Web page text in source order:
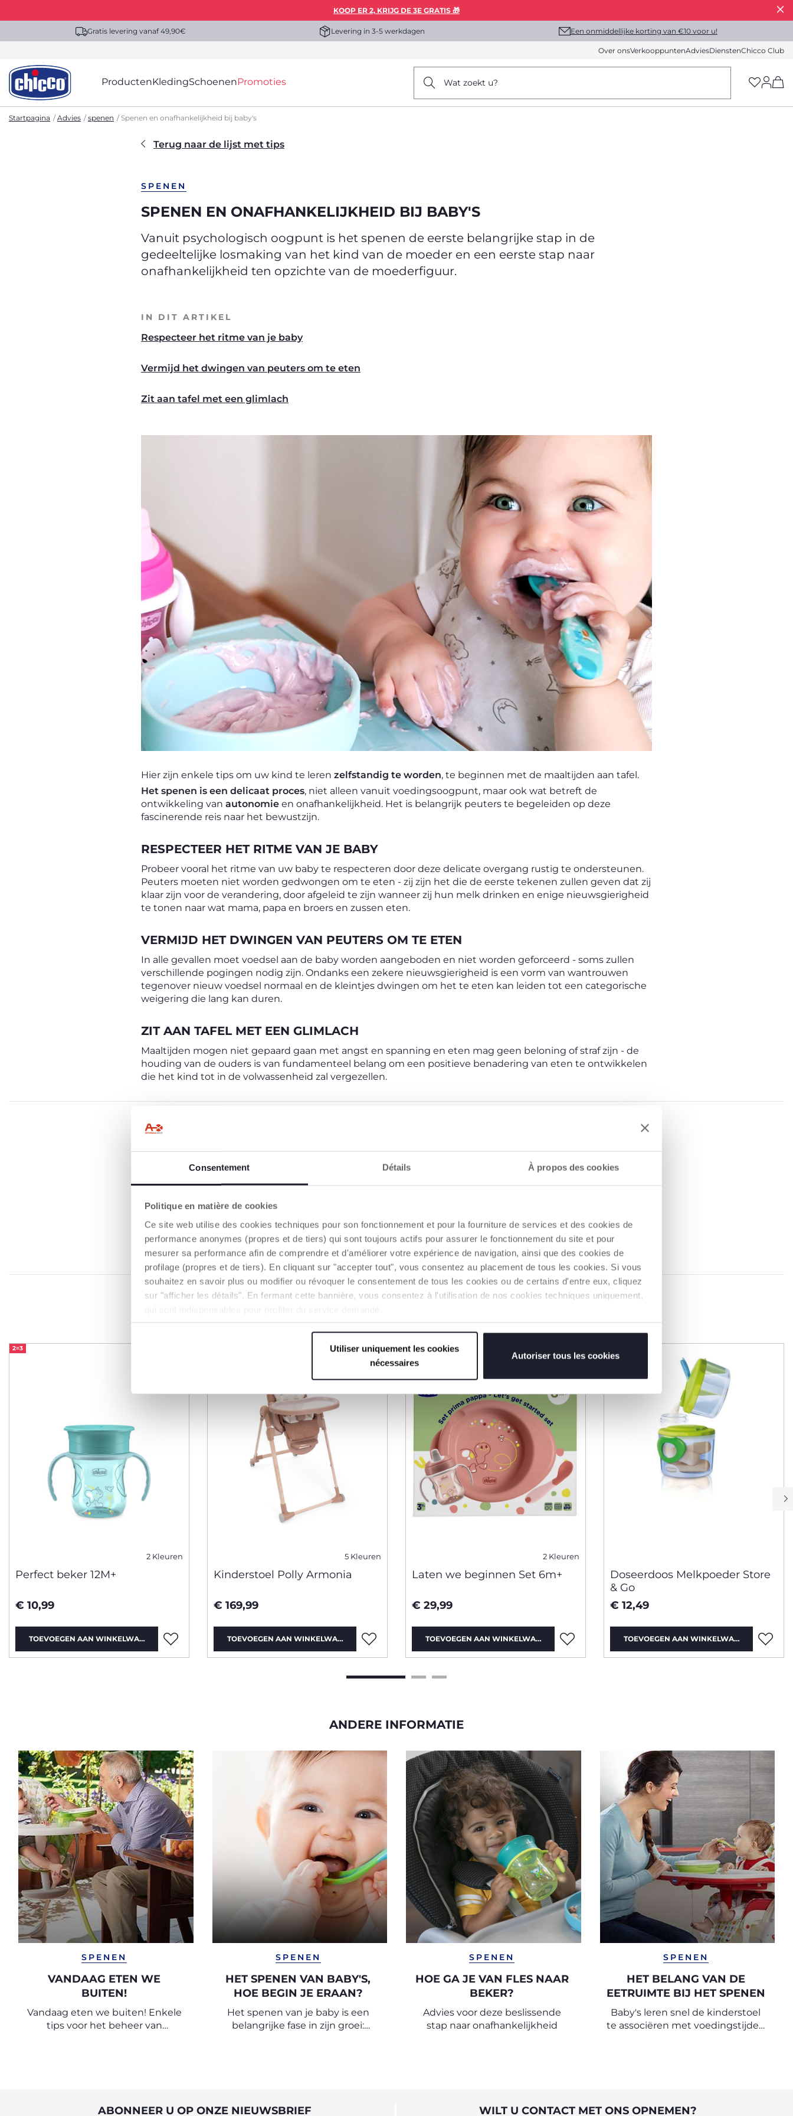
Consentement Détails À propos des cookies
Politique en matière de cookies
Ce site web utilise des cookies techniques pour son fonctionnement et pour la fourniture de services et des cookies de
performance anonymes (propres et de tiers) qui sont toujours actifs pour assurer le fonctionnement du site et pour
mesurer sa performance afin de comprendre et d'améliorer votre expérience de navigation, ainsi que des cookies de
profilage (propres et de tiers). En cliquant sur "accepter tout", vous consentez au placement de tous les cookies. Si vous
souhaitez en savoir plus ou modifier ou révoquer le consentement de tous les cookies ou de certains d'entre eux, cliquez
sur "afficher les détails". En fermant cette bannière, vous consentez à l'utilisation de nos cookies techniques uniquement,
Utiliser uniquement les cookies
nécessaires
Autoriser tous les cookies
KOOP ER 2, KRIJG DE 3E GRATIS 🎁
Gratis levering vanaf 49,90€ Levering in 3-5 werkdagen Een onmiddellijke korting van €10 voor u!
Over onsVerkooppuntenAdviesDienstenChicco Club
ProductenKledingSchoenenPromoties Wat zoekt u?
Startpagina Advies spenen Spenen en onafhankelijkheid bij baby's
Terug naar de lijst met tips
SPENEN
SPENEN EN ONAFHANKELIJKHEID BIJ BABY'S
Vanuit psychologisch oogpunt is het spenen de eerste belangrijke stap in de
gedeeltelijke losmaking van het kind van de moeder en een eerste stap naar
onafhankelijkheid ten opzichte van de moederfiguur.
IN DIT ARTIKEL
Respecteer het ritme van je baby
Vermijd het dwingen van peuters om te eten
Zit aan tafel met een glimlach
Hier zijn enkele tips om uw kind te leren zelfstandig te worden, te beginnen met de maaltijden aan tafel.
Het spenen is een delicaat proces, niet alleen vanuit voedingsoogpunt, maar ook wat betreft de
ontwikkeling van autonomie en onafhankelijkheid. Het is belangrijk peuters te begeleiden op deze
fascinerende reis naar het bewustzijn.
RESPECTEER HET RITME VAN JE BABY
Probeer vooral het ritme van uw baby te respecteren door deze delicate overgang rustig te ondersteunen.
Peuters moeten niet worden gedwongen om te eten - zij zijn het die de eerste tekenen zullen geven dat zij
klaar zijn voor de verandering, door afgeleid te zijn wanneer zij hun melk drinken en enige nieuwsgierigheid
te tonen naar wat mama, papa en broers en zussen eten.
VERMIJD HET DWINGEN VAN PEUTERS OM TE ETEN
In alle gevallen moet voedsel aan de baby worden aangeboden en niet worden geforceerd - soms zullen
verschillende pogingen nodig zijn. Ondanks een zekere nieuwsgierigheid is een vorm van wantrouwen
tegenover nieuw voedsel normaal en de kleintjes dwingen om het te eten kan leiden tot een categorische
weigering die lang kan duren.
ZIT AAN TAFEL MET EEN GLIMLACH
Maaltijden mogen niet gepaard gaan met angst en spanning en eten mag geen beloning of straf zijn - de
houding van de ouders is van fundamenteel belang om een positieve benadering van eten te ontwikkelen
die het kind tot in de volwassenheid zal vergezellen.
E-mail
ABONNEER U OP ONZE NIEUWSBRIEF
2=3
2 Kleuren
Perfect beker 12M+
€ 10,99
TOEVOEGEN AAN WINKELWAGEN
5 Kleuren
Kinderstoel Polly Armonia
€ 169,99
TOEVOEGEN AAN WINKELWAGEN
2=3
2 Kleuren
Laten we beginnen Set 6m+
€ 29,99
TOEVOEGEN AAN WINKELWAGEN
Doseerdoos Melkpoeder Store
& Go
€ 12,49
TOEVOEGEN AAN WINKELWAGEN
ANDERE INFORMATIE
SPENEN
VANDAAG ETEN WE
BUITEN!
Vandaag eten we buiten! Enkele
tips voor het beheer van
SPENEN
HET SPENEN VAN BABY'S,
HOE BEGIN JE ERAAN?
Het spenen van je baby is een
belangrijke fase in zijn groei:
SPENEN
HOE GA JE VAN FLES NAAR
BEKER?
Advies voor deze beslissende
stap naar onafhankelijkheid
SPENEN
HET BELANG VAN DE
EETRUIMTE BIJ HET SPENEN
Baby's leren snel de kinderstoel
te associëren met voedingstijden
ABONNEER U OP ONZE NIEUWSBRIEF WILT U CONTACT MET ONS OPNEMEN?